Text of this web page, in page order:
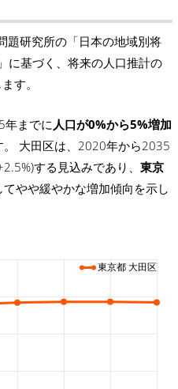
題研究所の「日本の地域別将
に基づく、将来の人口推計の
す。
までに 人口が0%から5%増加
大田区は、2020年から2035
する見込みであり、 東京
てやや緩やかな増加傾向を示し
東京都 大田区